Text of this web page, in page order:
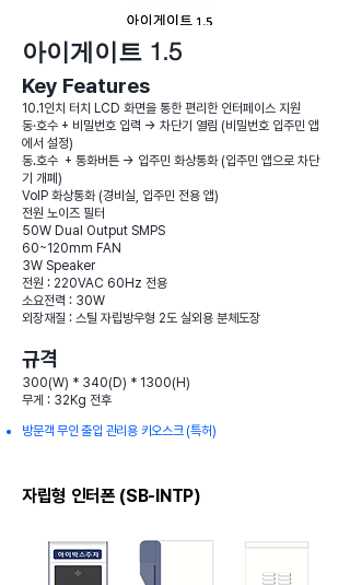
​아이게이트 1.5
Key Features
10.1인치 터치 LCD 화면을 통한 편리한 인터페이스 지원
동·호수 + 비밀번호 입력 -> 차단기 열림 (비밀번호 입주민 앱
에서 설정)
동.호수 + 통화버튼 -> 입주민 화상통화 (입주민 앱으로 차단
기 개폐)
VoIP 화상통화 (경비실, 입주민 전용 앱)
전원 노이즈 필터
50W Dual Output SMPS
60~120mm FAN
3W Speaker
전원 : 220VAC 60Hz 전용
소요전력 : 30W
외장재질 : 스틸 자립방우형 2도 실외용 분체도장
규격
300(W) * 340(D) * 1300(H)
무게 : 32Kg 전후
​방문객 무인 출입 관리용 키오스크 (특허)
자립형 인터폰 (SB-INTP)